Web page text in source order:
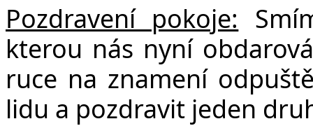
Pozdravení pokoje:
kterou nás nyní
ruce na znamení
lidu a pozdravit jeden